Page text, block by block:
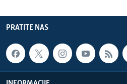
PRATITE NAS